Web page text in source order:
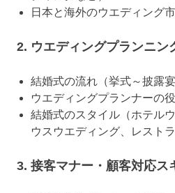
日本と海外のウエディング
2. ウエディングプランニン
結婚式の流れ（挙式～披露宴
ウエディングプランナーの
結婚式のスタイル（ホテル
ウスウエディング、レスト
3. 接客マナー・顧客対応ス